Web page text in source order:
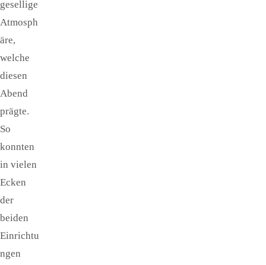
gesellige
Atmosph
äre,
welche
diesen
Abend
prägte.
So
konnten
in vielen
Ecken
der
beiden
Einrichtu
ngen